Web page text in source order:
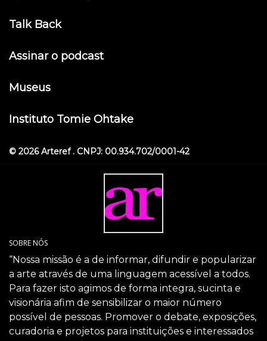
Talk Back
Assinar o podcast
Museus
Instituto Tomie Ohtake
© 2026 Arteref . CNPJ: 00.934.702/0001-42
SOBRE NÓS
“Nossa missão é a de informar, difundir e popularizar
a arte através de uma linguagem acessível a todos.
Para fazer isto agimos de forma integra, sucinta e
visionária afim de sensibilizar o maior número
possível de pessoas. Promover o debate, exposições,
curadoria e projetos para instituições e interessados